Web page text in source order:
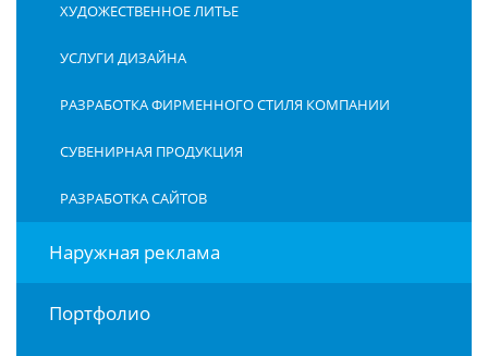
ХУДОЖЕСТВЕННОЕ ЛИТЬЕ
УСЛУГИ ДИЗАЙНА
РАЗРАБОТКА ФИРМЕННОГО СТИЛЯ КОМПАНИИ
СУВЕНИРНАЯ ПРОДУКЦИЯ
РАЗРАБОТКА САЙТОВ
Наружная реклама
Портфолио